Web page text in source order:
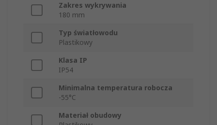
Zakres wykrywania
180 mm
Typ światłowodu
Plastikowy
Klasa IP
IP54
Minimalna temperatura robocza
-55°C
Materiał obudowy